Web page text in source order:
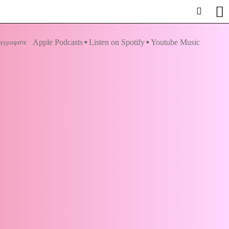
Apple Podcasts Listen on Spotify Youtube Music